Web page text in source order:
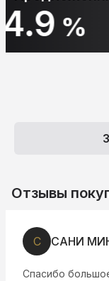
10.9
Отзывы
С САНИ
Спасибо